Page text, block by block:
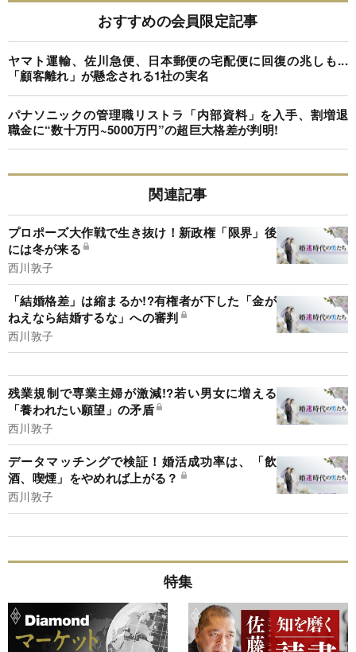
おすすめの会員限定記事
ヤマト運輸、佐川急便、日本郵便の宅配便に回復の兆しも...
「顧客離れ」が懸念される1社の実名
パナソニックの管理職リストラ「内部資料」を入手、割増退
職金に“数十万円~5000万円”の超巨大格差が判明!
関連記事
プロポーズ大作戦で生き抜け！新政権「限界」後
には冬が来る
西川敦子
「結婚格差」は縮まるか!?有権者が下した「金が
ねえなら結婚するな」への審判
西川敦子
残業規制で専業主婦が激減!?若い男女に増える
「養われたい願望」の矛盾
西川敦子
データマッチングで検証！婚活成功率は、「飲
酒、喫煙」をやめれば上がる？
西川敦子
特集